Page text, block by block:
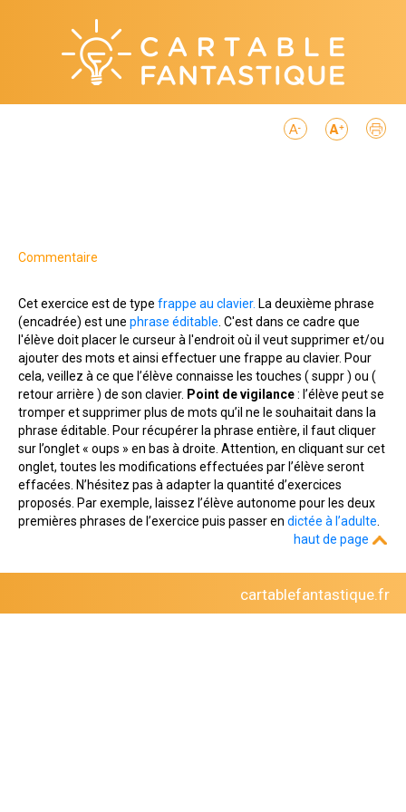
Commentaire
Cet exercice est de type frappe au clavier. La deuxième phrase
(encadrée) est une phrase éditable . C'est dans ce cadre que
l'élève doit placer le curseur à l'endroit où il veut supprimer et/ou
ajouter des mots et ainsi effectuer une frappe au clavier. Pour
cela, veillez à ce que l’élève connaisse les touches ( suppr ) ou (
retour arrière ) de son clavier. Point de vigilance: l’élève peut se
tromper et supprimer plus de mots qu’il ne le souhaitait dans la
phrase éditable. Pour récupérer la phrase entière, il faut cliquer
sur l’onglet « oups » en bas à droite. Attention, en cliquant sur cet
onglet, toutes les modifications effectuées par l’élève seront
effacées. N’hésitez pas à adapter la quantité d’exercices
proposés. Par exemple, laissez l’élève autonome pour les deux
premières phrases de l’exercice puis passer en dictée à l’adulte
haut de page
cartablefantastique.fr